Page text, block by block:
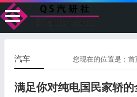
您现在的位置是：首
汽车
满足你对纯电国民家轿